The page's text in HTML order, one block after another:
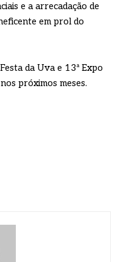
e a arrecadação de
em prol do
da Uva e 13ª Expo
próximos meses.